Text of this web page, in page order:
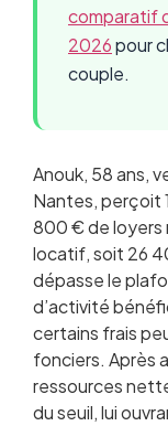
comparatif
2026pour
couple.
Anouk, 58 ans,
Nantes, perçoit
800 € de loyers
locatif, soit 26
dépasse le
d’activité
certains frais
fonciers. Après
ressources
du seuil, lui